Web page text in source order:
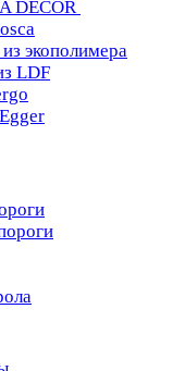
DECOR
экополимера
LDF